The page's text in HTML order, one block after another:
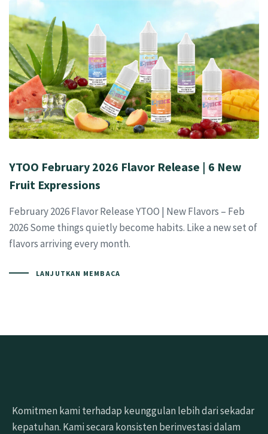
YTOO February 2026 Flavor Release | 6 New
Fruit Expressions
February 2026 Flavor Release YTOO | New Flavors – Feb
2026 Some things quietly become habits. Like a new set of
flavors arriving every month.
LANJUTKAN MEMBACA
Komitmen kami terhadap keunggulan lebih dari sekadar
kepatuhan. Kami secara konsisten berinvestasi dalam